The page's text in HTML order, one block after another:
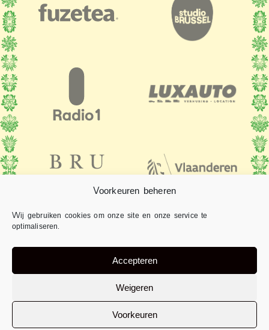
Voorkeuren beheren
Wij gebruiken cookies om onze site en onze service te
optimaliseren.
Accepteren
Weigeren
Voorkeuren